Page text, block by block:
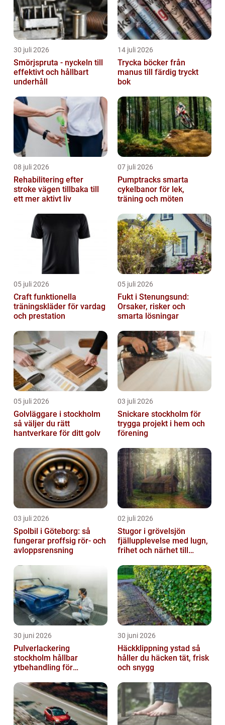
30 juli 2026
Smörjspruta - nyckeln till
effektivt och hållbart
underhåll
14 juli 2026
Trycka böcker från
manus till färdig tryckt
bok
08 juli 2026
Rehabilitering efter
stroke vägen tillbaka till
ett mer aktivt liv
07 juli 2026
Pumptracks smarta
cykelbanor för lek,
träning och möten
05 juli 2026
Craft funktionella
träningskläder för vardag
och prestation
05 juli 2026
Fukt i Stenungsund:
Orsaker, risker och
smarta lösningar
05 juli 2026
Golvläggare i stockholm
så väljer du rätt
hantverkare för ditt golv
03 juli 2026
Snickare stockholm för
trygga projekt i hem och
förening
03 juli 2026
Spolbil i Göteborg: så
fungerar proffsig rör- och
avloppsrensning
02 juli 2026
Stugor i grövelsjön
fjällupplevelse med lugn,
frihet och närhet till
30 juni 2026
Pulverlackering
stockholm hållbar
ytbehandling för
30 juni 2026
Häckklippning ystad så
håller du häcken tät, frisk
och snygg